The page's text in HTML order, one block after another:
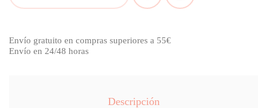
Envío gratuito en compras superiores a 55€
Envío en 24/48 horas
Descripción